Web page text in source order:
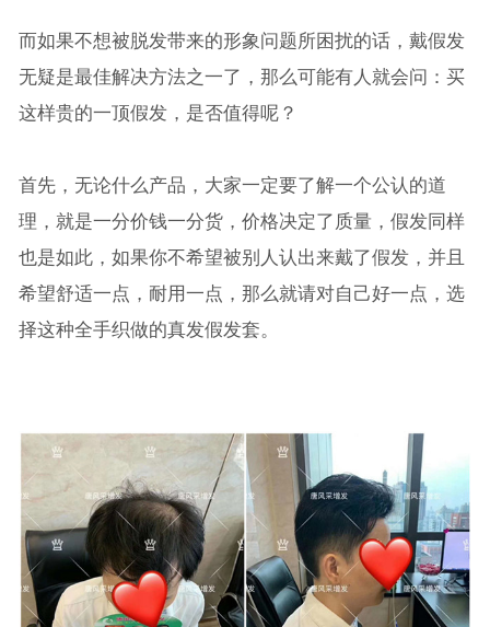
而如果不想被脱发带来的形象问题所困扰的话，戴假发
无疑是最佳解决方法之一了，那么可能有人就会问：买
这样贵的一顶假发，是否值得呢？
首先，无论什么产品，大家一定要了解一个公认的道
理，就是一分价钱一分货，价格决定了质量，假发同样
也是如此，如果你不希望被别人认出来戴了假发，并且
希望舒适一点，耐用一点，那么就请对自己好一点，选
择这种全手织做的真发假发套。